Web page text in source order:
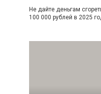
Не дайте деньгам
100 000 рублей в 2025